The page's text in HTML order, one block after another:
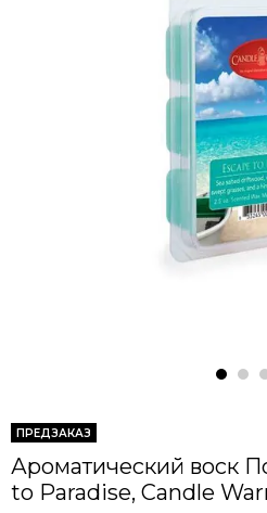
ПРЕДЗАКАЗ
Ароматический воск
to Paradise, Candle